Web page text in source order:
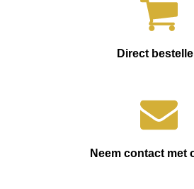
Direct
Neem contact met